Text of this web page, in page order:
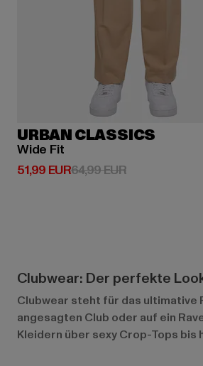
URBAN CLASSICS
Wide Fit
51,99 EUR
Derzeitiger Preis: 51,99 EUR
64,99 EURAktionspreis:
Clubwear: Der perfekte
Clubwear steht für das ultimative
angesagten Club oder auf ein
Kleidern über sexy Crop-Tops